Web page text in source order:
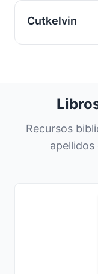
Cutkelvin
Recursos
apellidos